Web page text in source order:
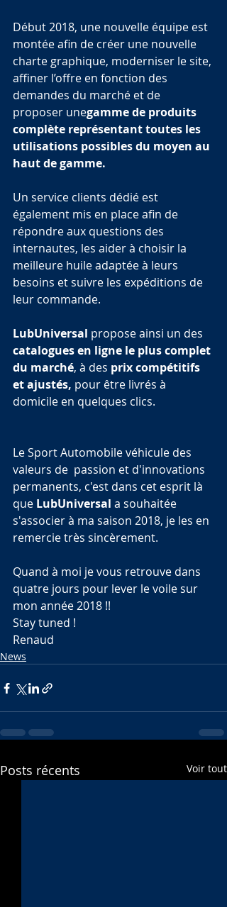
Début 2018, une nouvelle équipe est
montée afin de créer une nouvelle
charte graphique, moderniser le site,
affiner l’offre en fonction des
demandes du marché et de
proposer unegamme de produits
complète représentant toutes les
utilisations possibles du moyen au
haut de gamme.
Un service clients dédié est
également mis en place afin de
répondre aux questions des
internautes, les aider à choisir la
meilleure huile adaptée à leurs
besoins et suivre les expéditions de
leur commande.
LubUniversal propose ainsi un des
catalogues en ligne le plus complet
du marché, à des prix compétitifs
et ajustés, pour être livrés à
domicile en quelques clics.
Le Sport Automobile véhicule des
valeurs de  passion et d'innovations
permanents, c'est dans cet esprit là
que LubUniversal a souhaitée
s'associer à ma saison 2018, je les en
remercie très sincèrement.
Quand à moi je vous retrouve dans
quatre jours pour lever le voile sur
mon année 2018 !!
Stay tuned !
Renaud
News
Posts récents Voir tout